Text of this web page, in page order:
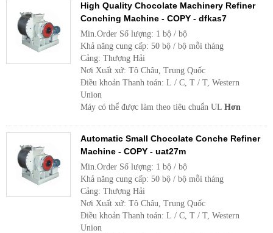
High Quality Chocolate Machinery Refiner
Conching Machine - COPY - dfkas7
Min.Order Số lượng: 1 bộ / bộ
Khả năng cung cấp: 50 bộ / bộ mỗi tháng
Cảng: Thượng Hải
Nơi Xuất xứ: Tô Châu, Trung Quốc
Điều khoản Thanh toán: L / C, T / T, Western
Union
Máy có thể được làm theo tiêu chuẩn UL Hơn
Automatic Small Chocolate Conche Refiner
Machine - COPY - uat27m
Min.Order Số lượng: 1 bộ / bộ
Khả năng cung cấp: 50 bộ / bộ mỗi tháng
Cảng: Thượng Hải
Nơi Xuất xứ: Tô Châu, Trung Quốc
Điều khoản Thanh toán: L / C, T / T, Western
Union